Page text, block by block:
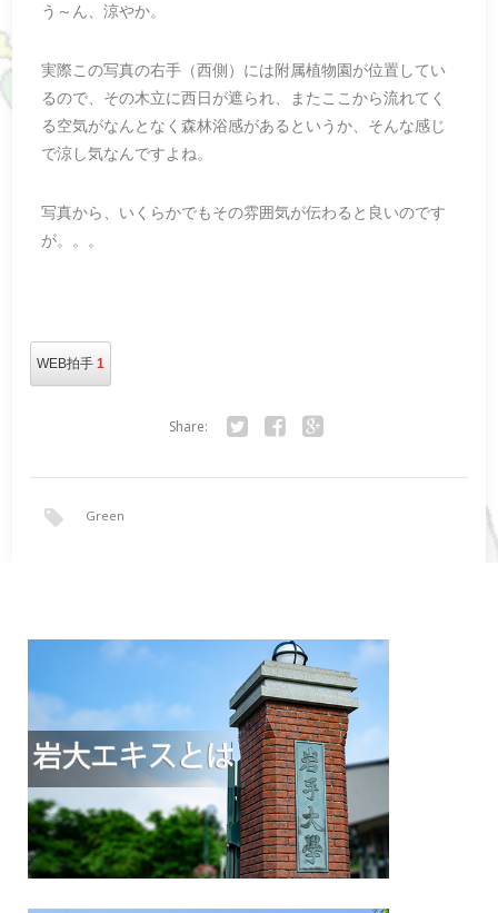
う～ん、涼やか。
実際この写真の右手（西側）には附属植物園が位置してい
るので、その木立に西日が遮られ、またここから流れてく
る空気がなんとなく森林浴感があるというか、そんな感じ
で涼し気なんですよね。
写真から、いくらかでもその雰囲気が伝わると良いのです
が。。。
WEB拍手1
Share:
Green